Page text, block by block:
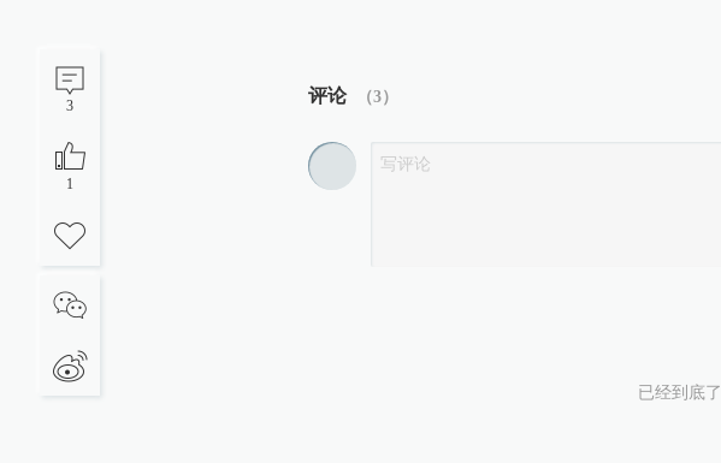
3
1
评论 （3）
已经到底了